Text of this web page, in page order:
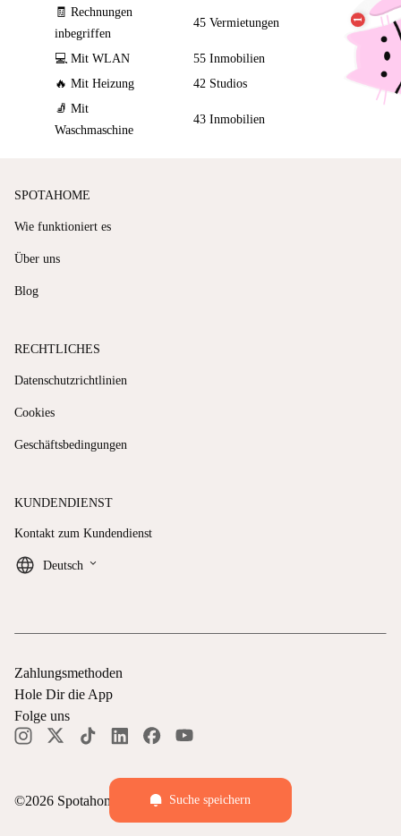
🧾 Rechnungen
inbegriffen
45 Vermietungen
💻 Mit WLAN
55 Inmobilien
🔥 Mit Heizung
42 Studios
🧦 Mit
Waschmaschine
43 Inmobilien
Suche speichern
SPOTAHOME
Wie funktioniert es
Über uns
Blog
RECHTLICHES
Datenschutzrichtlinien
Cookies
Geschäftsbedingungen
KUNDENDIENST
Kontakt zum Kundendienst
Deutsch keyboard_arrow_down
©2026 Spotahome — Alle Rechte vorbehalten
Zahlungsmethoden
Hole Dir die App
Folge uns